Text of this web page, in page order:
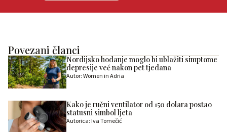
Povezani članci
Nordijsko hodanje moglo bi ublažiti simptome
depresije već nakon pet tjedana
Autor: Women in Adria
Kako je ručni ventilator od 150 dolara postao
statusni simbol ljeta
Autorica: Iva Tomečić